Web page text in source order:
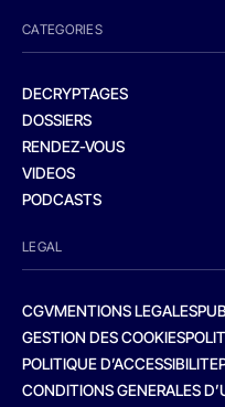
CATEGORIES
DECRYPTAGES
DOSSIERS
RENDEZ-VOUS
VIDEOS
PODCASTS
LEGAL
CGVMENTIONS LEGALES
GESTION DES COOKIES
POLITIQUE D’ACCESSIBILITE
CONDITIONS GENERALES